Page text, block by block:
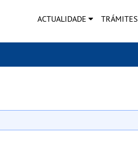
ACTUALIDADE TRÁMITES